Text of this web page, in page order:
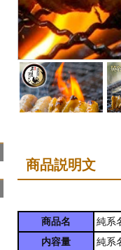
商品説明文
商品名
純系
内容量
純